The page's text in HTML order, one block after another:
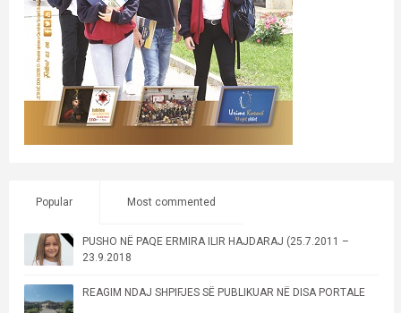
Popular Most commented
PUSHO NË PAQE ERMIRA ILIR HAJDARAJ (25.7.2011 –
23.9.2018
REAGIM NDAJ SHPIFJES SË PUBLIKUAR NË DISA PORTALE